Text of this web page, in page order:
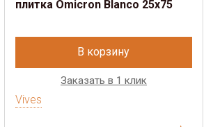
плитка Omicron Blanco 25x75
В корзину
Заказать в 1 клик
Vives